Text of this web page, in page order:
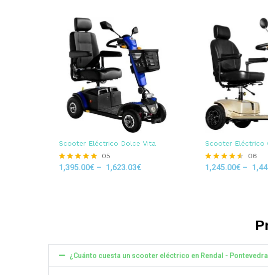
Scooter Eléctrico Dolce Vita
Rated
05
1,395.00€ – 1,623.03€
Scooter Eléctrico
Rated
06
1,245.00€–
¿Cuánto cuesta un scooter eléctrico en Rendal -